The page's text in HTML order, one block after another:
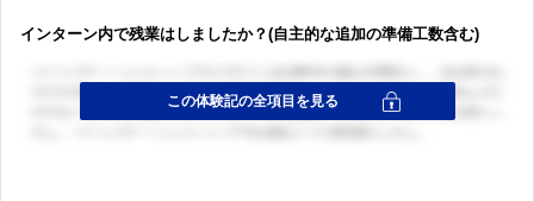
インターン内で残業はしましたか？(自主的な追加の準備工数含む)